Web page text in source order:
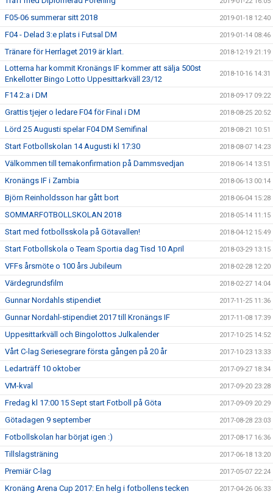
F05-06 summerar sitt 2018 2019-01-18 12:40
F04 - Delad 3:e plats i Futsal DM 2019-01-14 08:46
Tränare för Herrlaget 2019 är klart. 2018-12-19 21:19
Lotterna har kommit Kronängs IF kommer att sälja 500st
Enkellotter Bingo Lotto Uppesittarkväll 23/12
2018-10-16 14:31
F14 2:a i DM 2018-09-17 09:22
Grattis tjejer o ledare F04 för Final i DM 2018-08-25 20:52
Lörd 25 Augusti spelar F04 DM Semifinal 2018-08-21 10:51
Start Fotbollskolan 14 Augusti kl 17:30 2018-08-07 14:23
Välkommen till temakonfirmation på Dammsvedjan 2018-06-14 13:51
Kronängs IF i Zambia 2018-06-13 00:14
Björn Reinholdsson har gått bort 2018-06-04 15:28
SOMMARFOTBOLLSKOLAN 2018 2018-05-14 11:15
Start med fotbollsskola på Götavallen! 2018-04-12 15:49
Start Fotbollskola o Team Sportia dag Tisd 10 April 2018-03-29 13:15
VFFs årsmöte o 100 års Jubileum 2018-02-28 12:20
Värdegrundsfilm 2018-02-27 14:04
Gunnar Nordahls stipendiet 2017-11-25 11:36
Gunnar Nordahl-stipendiet 2017 till Kronängs IF 2017-11-08 17:39
Uppesittarkväll och Bingolottos Julkalender 2017-10-25 14:52
Vårt C-lag Seriesegrare första gången på 20 år 2017-10-23 13:33
Ledarträff 10 oktober 2017-09-27 18:34
VM-kval 2017-09-20 23:28
Fredag kl 17:00 15 Sept start Fotboll på Göta 2017-09-09 20:29
Götadagen 9 september 2017-08-28 23:03
Fotbollskolan har börjat igen :) 2017-08-17 16:36
Tillslagsträning 2017-06-18 13:20
Premiär C-lag 2017-05-07 22:24
Kronäng Arena Cup 2017: En helg i fotbollens tecken 2017-04-26 06:33